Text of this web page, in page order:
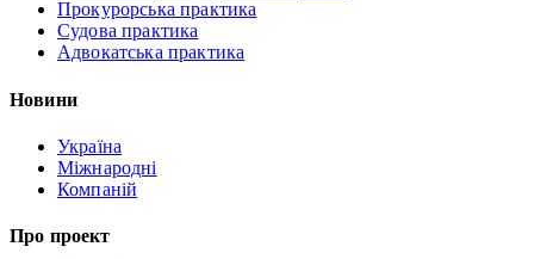
Прокурорська практика
Судова практика
Адвокатська практика
Новини
Україна
Міжнародні
Компаній
Про проект